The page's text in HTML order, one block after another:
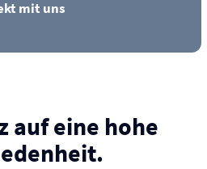
mit uns
auf eine hohe